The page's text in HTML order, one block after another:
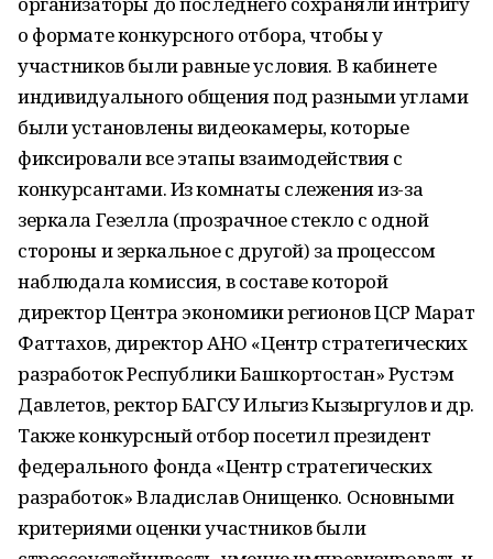
о формате конкурсного отбора, чтобы у
участников были равные условия. В кабинете
индивидуального общения под разными углами
были установлены видеокамеры, которые
фиксировали все этапы взаимодействия с
конкурсантами. Из комнаты слежения из-за
зеркала Гезелла (прозрачное стекло с одной
стороны и зеркальное с другой) за процессом
наблюдала комиссия, в составе которой
директор Центра экономики регионов ЦСР Марат
Фаттахов, директор АНО «Центр стратегических
разработок Республики Башкортостан» Рустэм
Давлетов, ректор БАГСУ Ильгиз Кызыргулов и др.
Также конкурсный отбор посетил президент
федерального фонда «Центр стратегических
разработок» Владислав Онищенко. Основными
критериями оценки участников были